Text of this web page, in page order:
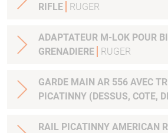
RIFLE
RUGER
ADAPTATEUR M-LOK POUR
GRENADIERE
RUGER
GARDE MAIN AR 556 AVEC
PICATINNY (DESSUS, COTE,
RAIL PICATINNY AMERICAN